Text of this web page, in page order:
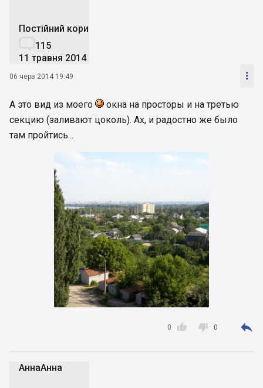
Постійний користувач
115
11 травня 2014
06 черв 2014 19:49 
А это вид из моего
окна на просторы и на третью
секцию (заливают цоколь). Ах, и радостно же было
там пройтись...

0  0 
АннаАнна